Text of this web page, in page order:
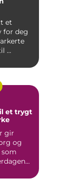
et
for deg
...
gir
og